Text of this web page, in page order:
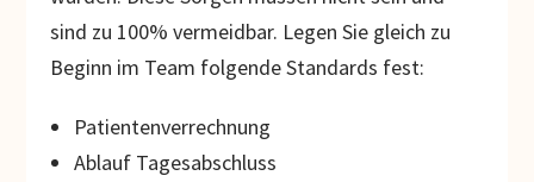
sind zu 100% vermeidbar. Legen Sie gleich zu
Beginn im Team folgende Standards fest:
Patientenverrechnung
Ablauf Tagesabschluss